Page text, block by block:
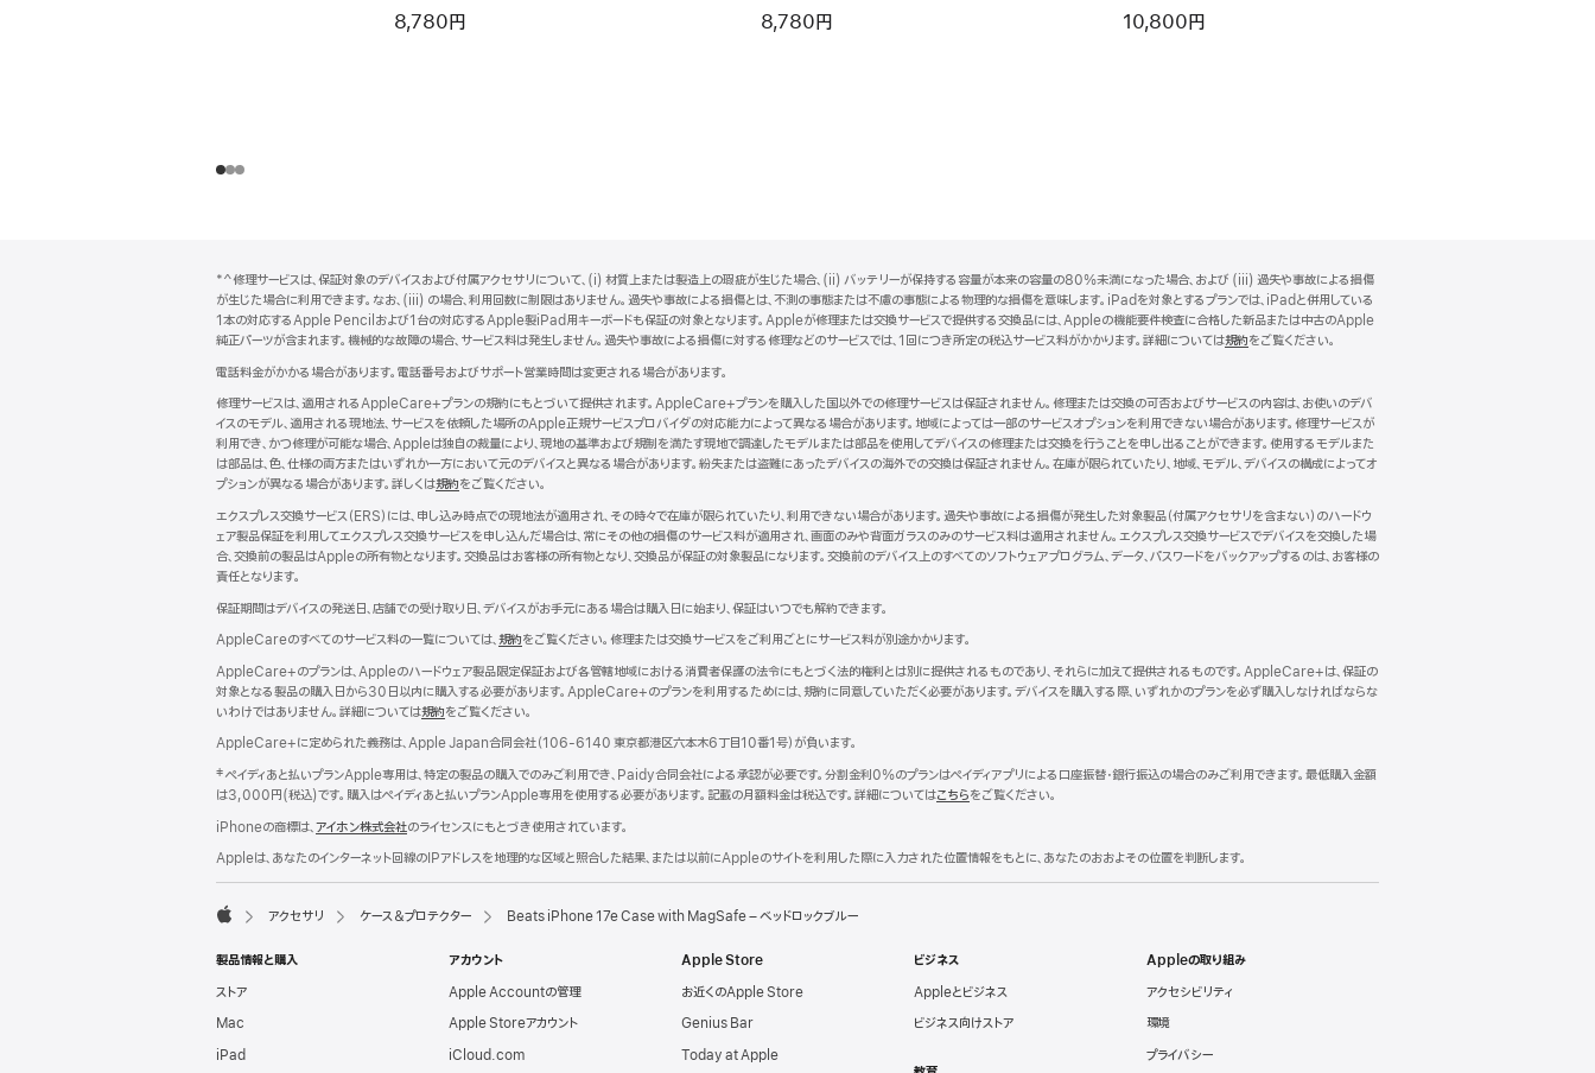
8,780円
8,780円
10,800円
ッ
タ
注
*^修理サービスは、保証対象のデバイスおよび付属アクセサリについて、(i) 材質上または製造上の瑕疵が生じた場合、(ii) バッテリーが保持する容量が本来の容量の80%未満になった場合、および (iii) 過失や事故による損傷
が生じた場合に利用できます。なお、(iii) の場合、利用回数に制限はありません。過失や事故による損傷とは、不測の事態または不慮の事態による物理的な損傷を意味します。iPadを対象とするプランでは、iPadと併用している
1本の対応するApple Pencilおよび1台の対応するApple製iPad用キーボードも保証の対象となります。Appleが修理または交換サービスで提供する交換品には、Appleの機能要件検査に合格した新品または中古のApple
純正パーツが含まれます。機械的な故障の場合、サービス料は発生しません。過失や事故による損傷に対する修理などのサービスでは、1回につき所定の税込サービス料がかかります。詳細については規約（新
イ
ン
ド
ウ
き
ま
す）
をご覧ください。
電話料金がかかる場合があります。電話番号およびサポート営業時間は変更される場合があります。
修理サービスは、適用されるAppleCare+プランの規約にもとづいて提供されます。AppleCare+プランを購入した国以外での修理サービスは保証されません。修理または交換の可否およびサービスの内容は、お使いのデバ
イスのモデル、適用される現地法、サービスを依頼した場所のApple正規サービスプロバイダの対応能力によって異なる場合があります。地域によっては一部のサービスオプションを利用できない場合があります。修理サービスが
利用でき、かつ修理が可能な場合、Appleは独自の裁量により、現地の基準および規制を満たす現地で調達したモデルまたは部品を使用してデバイスの修理または交換を行うことを申し出ることができます。使用するモデルまた
は部品は、色、仕様の両方またはいずれか一方において元のデバイスと異なる場合があります。紛失または盗難にあったデバイスの海外での交換は保証されません。在庫が限られていたり、地域、モデル、デバイスの構成によってオ
プションが異なる場合があります。詳しくは規約（新
ウ
イ
ン
ウ
開
き
ま
す）
をご覧ください。
エクスプレス交換サービス（ERS）には、申し込み時点での現地法が適用され、その時々で在庫が限られていたり、利用できない場合があります。過失や事故による損傷が発生した対象製品（付属アクセサリを含まない）のハードウ
ェア製品保証を利用してエクスプレス交換サービスを申し込んだ場合は、常にその他の損傷のサービス料が適用され、画面のみや背面ガラスのみのサービス料は適用されません。エクスプレス交換サービスでデバイスを交換した場
合、交換前の製品はAppleの所有物となります。交換品はお客様の所有物となり、交換品が保証の対象製品になります。交換前のデバイス上のすべてのソフトウェアプログラム、データ、パスワードをバックアップするのは、お客様の
責任となります。
保証期間はデバイスの発送日、店舗での受け取り日、デバイスがお手元にある場合は購入日に始まり、保証はいつでも解約できます。
AppleCareのすべてのサービス料の一覧については、規約（新
ウ
イ
ン
ド
で
開
き
す）
をご覧ください。修理または交換サービスをご利用ごとにサービス料が別途かかります。
AppleCare+のプランは、Appleのハードウェア製品限定保証および各管轄地域における消費者保護の法令にもとづく法的権利とは別に提供されるものであり、それらに加えて提供されるものです。AppleCare+は、保証の
対象となる製品の購入日から30日以内に購入する必要があります。AppleCare+のプランを利用するためには、規約に同意していただく必要があります。デバイスを購入する際、いずれかのプランを必ず購入しなければならな
いわけではありません。詳細については規約（新
ウ
イ
ン
ウ
で
ま
をご覧ください。
AppleCare+に定められた義務は、Apple Japan合同会社（106-6140 東京都港区六本木6丁目10番1号）が負いま す 。
‡ ペイディあと払いプランApple専用は、特定の製品の購入でのみご利用でき、Paidy合同会社による承認が必要です。分割金利0%のプランはペイディアプリによる口座振替・銀行振込の場合のみご利用できます。最低購入金額
は3,000円(税込)です。購入はペイディあと払いプランApple専用を使用する必要があります。記載の月額料金は税込です。詳細についてはこちらをご覧ください。
iPhoneの商標は、 アイホン株式会社のライセンスにもとづき使用されています。
Appleは、あなたのインターネット回線のIPアドレスを地理的な区域と照合した結果、または以前にAppleのサイトを利用した際に入力された位置情報をもとに、あなたのおおよその位置を判断します。
アクセサリ ケース＆プロテクター Beats iPhone 17e Case with MagSafe – ベッドロックブルー
製品情報と購入
ストア
Mac
iPad
アカウント
Apple Accountの管理
Apple Storeアカウント
iCloud.com
Apple Store
お近くのApple Store
Genius Bar
Today at Apple
ビジネス
Appleとビジネス
ビジネス向けストア
Appleの取り組み
アクセシビリティ
環境
プライバシー